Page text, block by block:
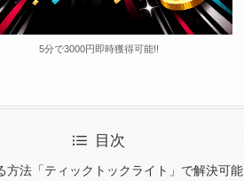
5分で3000円即時獲得可能!!
目次
方法「ティックトックライト」で解決可能